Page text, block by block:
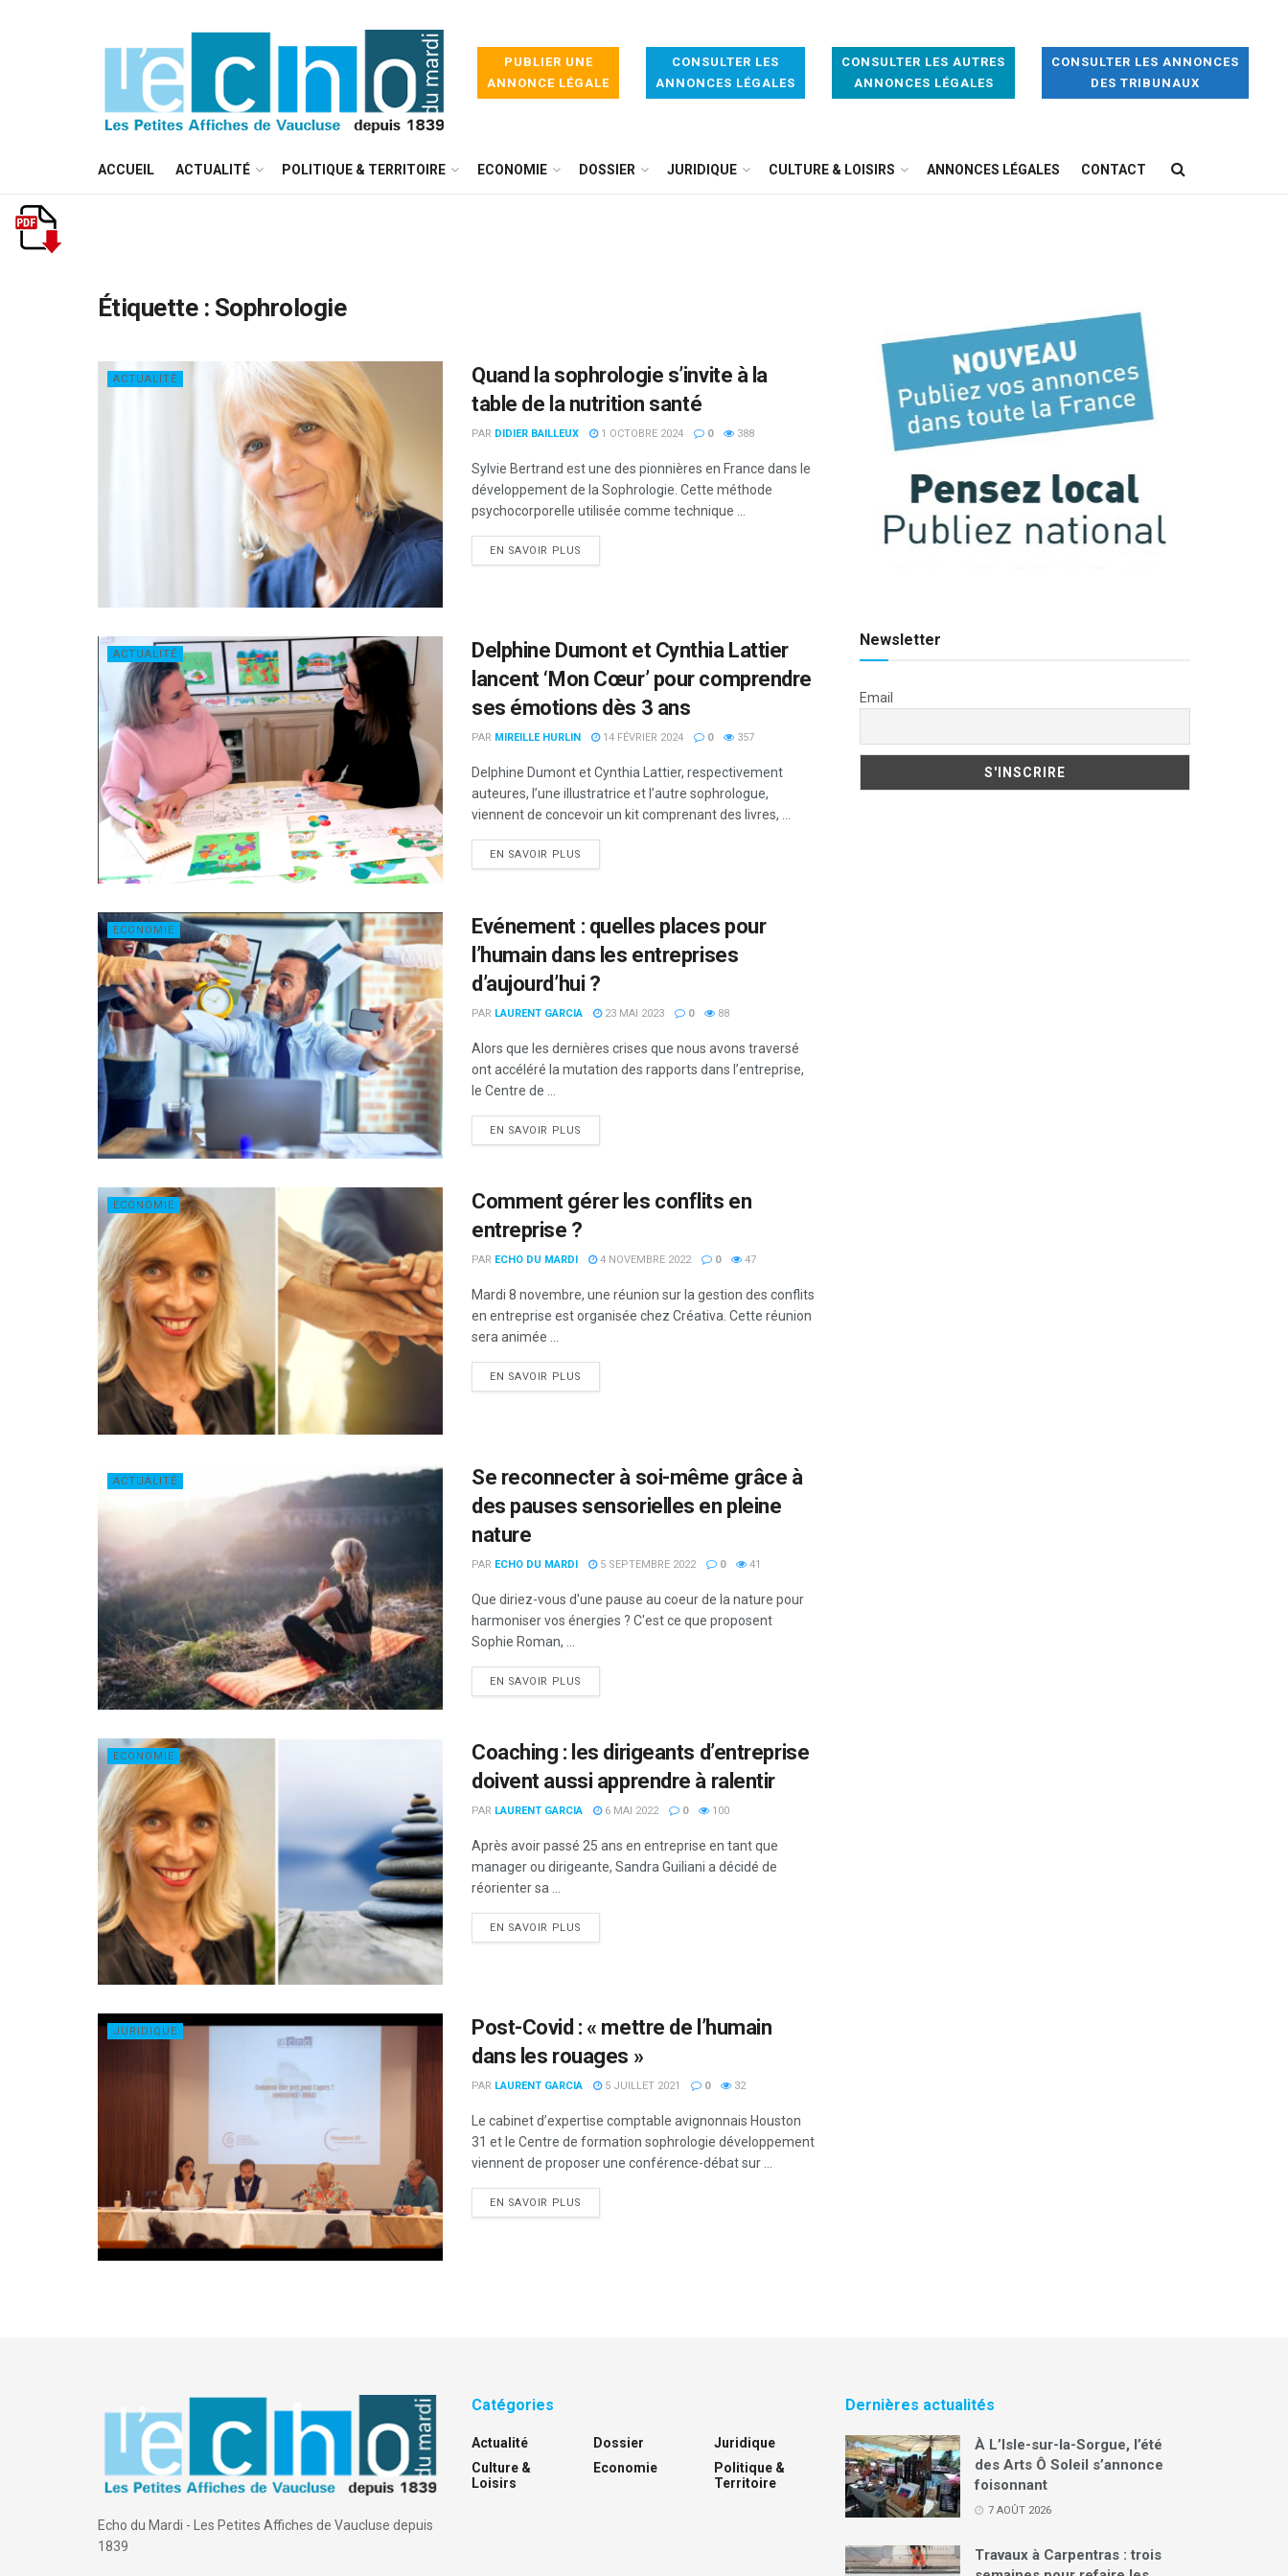
PUBLIER UNE
ANNONCE LÉGALE
CONSULTER LES
ANNONCES LÉGALES
CONSULTER LES AUTRES
ANNONCES LÉGALES
CONSULTER LES ANNONCES
DES TRIBUNAUX
ACCUEIL ACTUALITÉ POLITIQUE & TERRITOIRE ECONOMIE DOSSIER JURIDIQUE CULTURE & LOISIRS ANNONCES LÉGALES CONTACT
Étiquette : Sophrologie
ACTUALITÉ
Quand la sophrologie s’invite à la
table de la nutrition santé
PAR DIDIER BAILLEUX 1 OCTOBRE 2024 0 388
Sylvie Bertrand est une des pionnières en France dans le
développement de la Sophrologie. Cette méthode
psychocorporelle utilisée comme technique ...
EN SAVOIR PLUS
ACTUALITÉ
Delphine Dumont et Cynthia Lattier
lancent ‘Mon Cœur’ pour comprendre
ses émotions dès 3 ans
PAR MIREILLE HURLIN 14 FÉVRIER 2024 0 357
Delphine Dumont et Cynthia Lattier, respectivement
auteures, l’une illustratrice et l’autre sophrologue,
viennent de concevoir un kit comprenant des livres, ...
EN SAVOIR PLUS
ECONOMIE
Evénement : quelles places pour
l’humain dans les entreprises
d’aujourd’hui ?
PAR LAURENT GARCIA 23 MAI 2023 0 88
Alors que les dernières crises que nous avons traversé
ont accéléré la mutation des rapports dans l’entreprise,
le Centre de ...
EN SAVOIR PLUS
ECONOMIE
Comment gérer les conflits en
entreprise ?
PAR ECHO DU MARDI 4 NOVEMBRE 2022 0 47
Mardi 8 novembre, une réunion sur la gestion des conflits
en entreprise est organisée chez Créativa. Cette réunion
sera animée ...
EN SAVOIR PLUS
ACTUALITÉ
Se reconnecter à soi-même grâce à
des pauses sensorielles en pleine
nature
PAR ECHO DU MARDI 5 SEPTEMBRE 2022 0 41
Que diriez-vous d'une pause au coeur de la nature pour
harmoniser vos énergies ? C'est ce que proposent
Sophie Roman, ...
EN SAVOIR PLUS
ECONOMIE
Coaching : les dirigeants d’entreprise
doivent aussi apprendre à ralentir
PAR LAURENT GARCIA 6 MAI 2022 0 100
Après avoir passé 25 ans en entreprise en tant que
manager ou dirigeante, Sandra Guiliani a décidé de
réorienter sa ...
EN SAVOIR PLUS
JURIDIQUE
Post-Covid : « mettre de l’humain
dans les rouages »
PAR LAURENT GARCIA 5 JUILLET 2021 0 32
Le cabinet d’expertise comptable avignonnais Houston
31 et le Centre de formation sophrologie développement
viennent de proposer une conférence-débat sur ...
EN SAVOIR PLUS
Newsletter
Email
Echo du Mardi - Les Petites Affiches de Vaucluse depuis
1839
Catégories
Actualité
Culture &
Loisirs
Dossier
Economie
Juridique
Politique &
Territoire
Dernières actualités
À L’Isle-sur-la-Sorgue, l’été
des Arts Ô Soleil s’annonce
foisonnant
7 AOÛT 2026
Travaux à Carpentras : trois